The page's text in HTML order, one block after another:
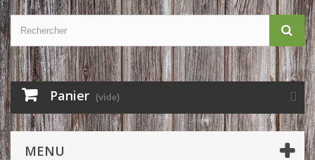
Panier (vide)
MENU